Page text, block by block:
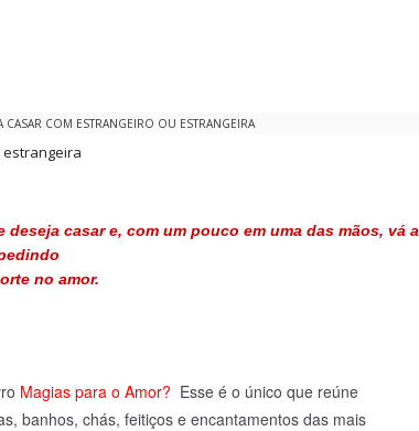
CASAR COM ESTRANGEIRO OU ESTRANGEIRA
estrangeira
deseja casar e, com um pouco em uma das mãos, vá a
no amor.
Magias para o Amor? Esse é o único que reúne
banhos, chás, feitiços e encantamentos das mais